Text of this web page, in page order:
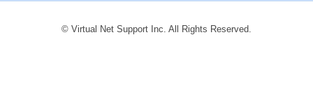
© Virtual Net Support Inc. All Rights Reserved.